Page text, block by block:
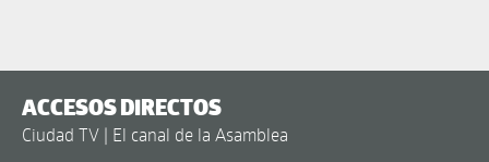
ACCESOS DIRECTOS
Ciudad TV | El canal de la Asamblea